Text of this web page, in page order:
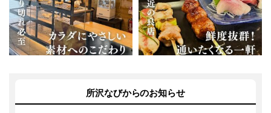
所沢なびからのお知らせ